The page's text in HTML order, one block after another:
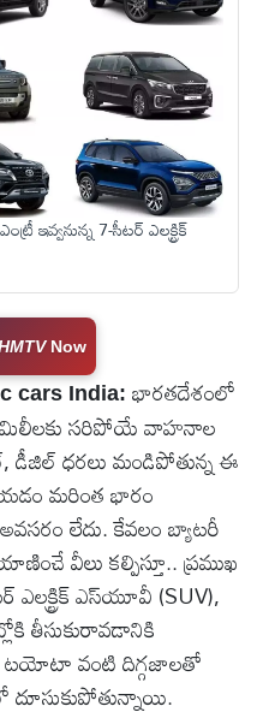
ఇవ్వనున్న 7-సీటర్ ఎలక్ట్రిక్
Now
cars India: భారతదేశంలో
సరిపోయే వాహనాల
డీజిల్ ధరలు మండిపోతున్న ఈ
మరింత భారం
లేదు. కేవలం బ్యాటరీ
వీలు కల్పిస్తూ.. ప్రముఖ
ఎస్‌యూవీ (SUV),
తీసుకురావడానికి
టయోటా వంటి దిగ్గజాలతో
దూసుకుపోతున్నాయి.